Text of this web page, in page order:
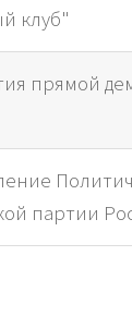
клуб"
прямой
партии